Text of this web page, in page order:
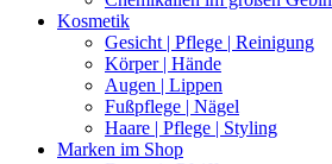
Kosmetik
Gesicht | Pflege | Reinigung
Körper | Hände
Augen | Lippen
Fußpflege | Nägel
Haare | Pflege | Styling
Marken im Shop